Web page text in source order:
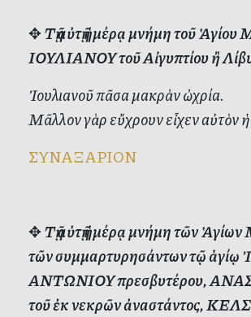
✥Τῇ αὐτῇ ἡμέρᾳ μνήμη τοῦ Ἁγίου
ΙΟΥΛΙΑΝΟΥ τοῦ Αἰγυπτίου ἢ
Ἰουλιανοῦ πᾶσα μακρὰν ὠχρία.
Μᾶλλον γὰρ εὔχρουν εἶχεν αὐτὸν
ΣΥΝΑΞΑΡΙΟΝ
✥Τῇ αὐτῇ ἡμέρᾳ μνήμη τῶν
τῶν συμμαρτυρησάντων τῷ ἁγίῳ
ΑΝΤΩΝΙΟΥ πρεσβυτέρου,
τοῦ ἐκ νεκρῶν ἀναστάντος,